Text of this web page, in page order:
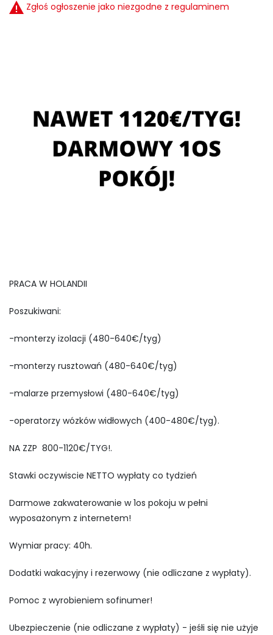
Zgłoś ogłoszenie jako niezgodne z regulaminem
PRACA W HOLANDII
Poszukiwani:
-monterzy izolacji (480-640€/tyg)
-monterzy rusztowań (480-640€/tyg)
-malarze przemysłowi (480-640€/tyg)
-operatorzy wózków widłowych (400-480€/tyg).
NA ZZP 800-1120€/TYG!.
Stawki oczywiscie NETTO wypłaty co tydzień
Darmowe zakwaterowanie w 1os pokoju w pełni
wyposażonym z internetem!
Wymiar pracy: 40h.
Dodatki wakacyjny i rezerwowy (nie odliczane z wypłaty).
Pomoc z wyrobieniem sofinumer!
Ubezpieczenie (nie odliczane z wypłaty) - jeśłi się nie użyje